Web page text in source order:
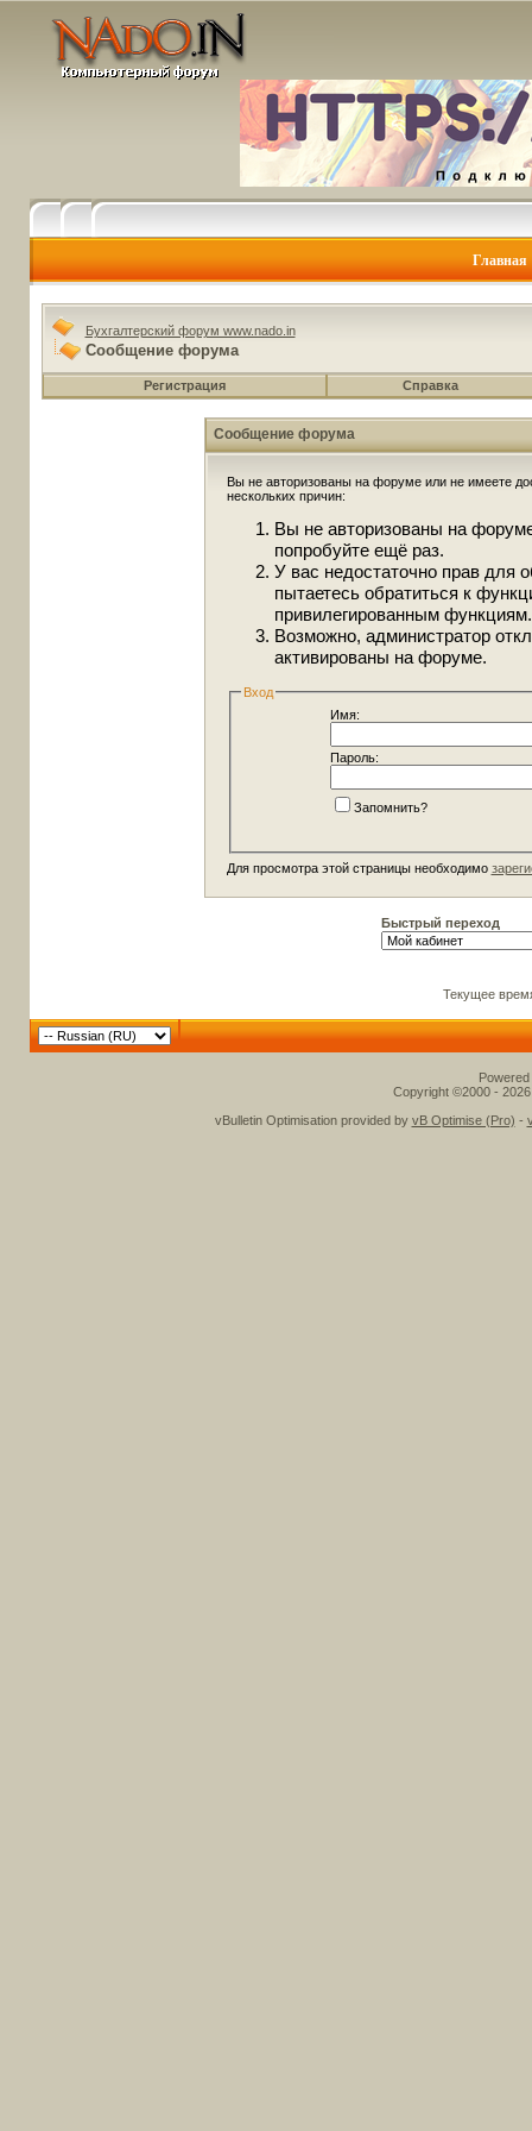
Главная
Бухгалтерский форум www.nado.in
Сообщение форума
Регистрация Справка
Сообщение форума
Вы не авторизованы на форуме или не имеете
нескольких причин:
Вы не авторизованы на
попробуйте ещё раз.
У вас недостаточно прав для
пытаетесь обратиться к
привилегированным функциям.
Возможно, администратор
активированы на форуме.
Вход
Имя:
Пароль:
Запомнить?
Для просмотра этой страницы необходимо
Быстрый переход
Текущее
Copyright ©2000 -
vBulletin Optimisation provided by vB Optimise (Pro) -